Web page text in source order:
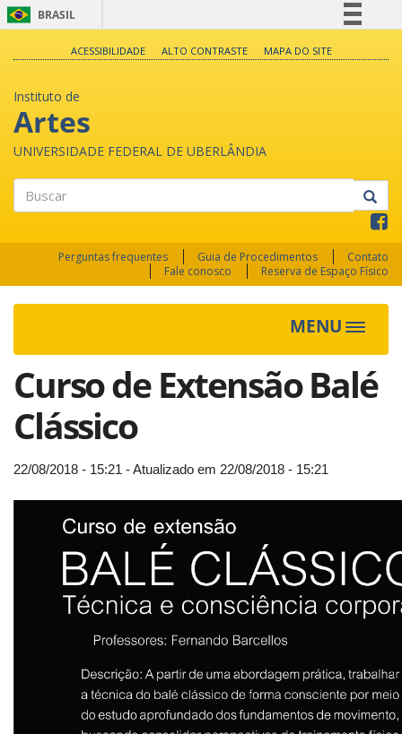
BRASIL
Legislação
Canais
ACESSIBILIDADE ALTO CONTRASTE MAPA DO SITE
Instituto de
Artes
UNIVERSIDADE FEDERAL DE UBERLÂNDIA
Perguntas frequentes Guia de Procedimentos
Contato
Fale conosco
Reserva de Espaço Físico
MENU
Toggle
Curso de Extensão Balé
Clássico
22/08/2018 - 15:21 - Atualizado em 22/08/2018 - 15:21